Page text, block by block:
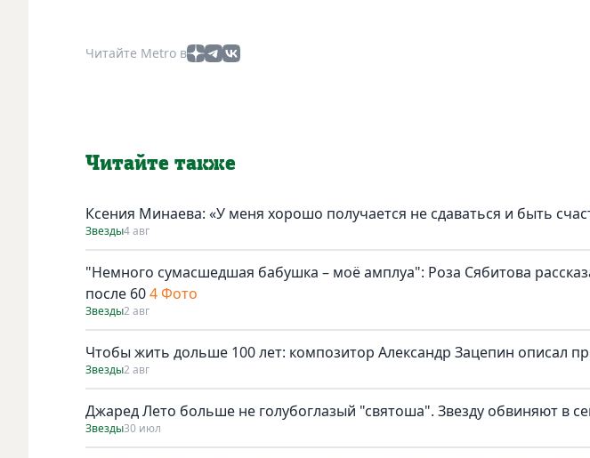
Читайте Metro в
Читайте также
Ксения Минаева: «У меня хорошо получается не сдаваться и быть
Звезды4 авг
"Немного сумасшедшая бабушка – моё амплуа": Роза Сябитова
после 604 Фото
Звезды2 авг
Чтобы жить дольше 100 лет: композитор Александр Зацепин описал
Звезды2 авг
Джаред Лето больше не голубоглазый "святоша". Звезду обвиняют в
Звезды30 июл